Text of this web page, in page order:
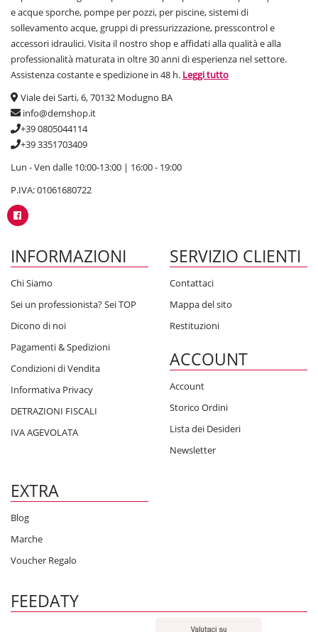
e acque sporche, pompe per pozzi, per piscine, sistemi di
sollevamento acque, gruppi di pressurizzazione, presscontrol e
accessori idraulici. Visita il nostro shop e affidati alla qualità e alla
professionalità maturata in oltre 30 anni di esperienza nel settore.
Assistenza costante e spedizione in 48 h. Leggi tutto
Viale dei Sarti, 6, 70132 Modugno BA
info@demshop.it
+39 0805044114
+39 3351703409
Lun - Ven dalle 10:00-13:00 | 16:00 - 19:00
P.IVA: 01061680722
INFORMAZIONI
Chi Siamo
Sei un professionista? Sei TOP
Dicono di noi
Pagamenti & Spedizioni
Condizioni di Vendita
Informativa Privacy
DETRAZIONI FISCALI
IVA AGEVOLATA
SERVIZIO CLIENTI
Contattaci
Mappa del sito
Restituzioni
ACCOUNT
Account
Storico Ordini
Lista dei Desideri
Newsletter
EXTRA
Blog
Marche
Voucher Regalo
FEEDATY